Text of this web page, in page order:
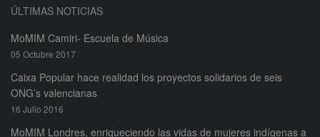
ÚLTIMAS NOTICIAS
MoMIM Camiri- Escuela de Música
05 Octubre 2017
Caixa Popular hace realidad los proyectos solidarios de seis
ONG’s valencianas
16 Julio 2016
MoMIM Londres, enriqueciendo las vidas de mujeres indígenas a